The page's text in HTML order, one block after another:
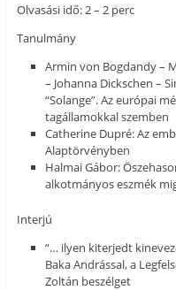
Olvasási idő: 2 – 2 perc
Tanulmány
Armin von Bogdandy –
– Johanna Dickschen –
“Solange”. Az európai
tagállamokkal szemben
Catherine Dupré: Az
Alaptörvényben
Halmai Gábor:
alkotmányos eszmék
Interjú
“… ilyen kiterjedt
Baka Andrással, a
Zoltán beszélget